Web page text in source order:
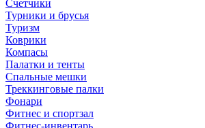
Счетчики
Турники и брусья
Туризм
Коврики
Компасы
Палатки и тенты
Спальные мешки
Треккинговые палки
Фонари
Фитнес и спортзал
Фитнес-инвентарь